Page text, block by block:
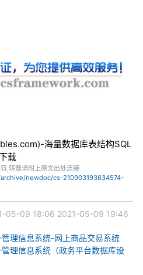
海量数据库表结构SQL
载
,转载请附上原文出处连接
newdoc/cs-210903193634574-
05-09 18:06 2021-05-09 19:46
理信息系统-网上商品交易系统
理信息系统（政务平台数据库设